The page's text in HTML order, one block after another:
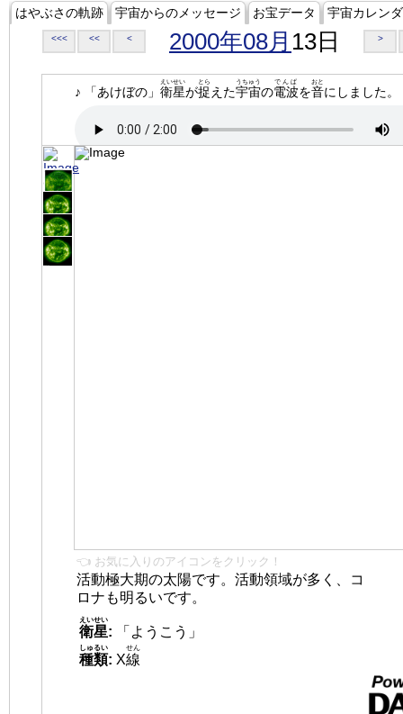
はやぶさの軌跡 宇宙からのメッセージ お宝データ 宇宙カレン
<<< << < 2000年08月 13日 >
♪ 「あけぼの」 衛星
えいせい
が捉
とら
えた宇宙
うちゅう
の電波
でんぱ
を音
おと
にしました。
👈 お気に入りのアイコンをクリック！
活動極大期の太陽です。活動領域が多く、コ
ロナも明るいです。
衛星
えいせい
:
「ようこう」
種類
しゅるい
: X線
せん